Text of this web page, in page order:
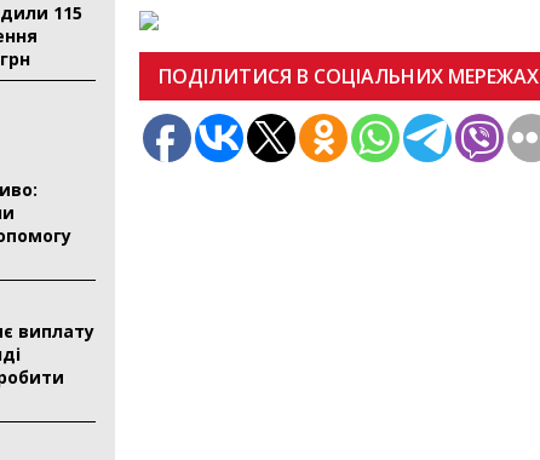
115
виплату
ПОДІЛИТИСЯ В СОЦІАЛЬНИХ МЕРЕЖАХ